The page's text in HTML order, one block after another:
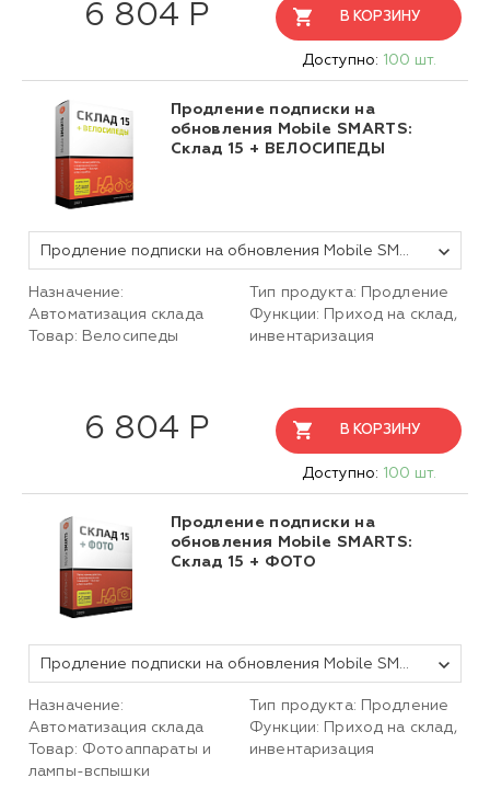
6 804 Р В КОРЗИНУ
Доступно: 100 шт.
Продление подписки на
обновления Mobile SMARTS:
Склад 15 + ВЕЛОСИПЕДЫ
Продление подписки на обновления Mobile SMARTS Склад 15, БАЗОВЫЙ + ВЕЛОСИПЕДЫ для любой поддерживаемой конфигурации 1С на 1 (один) год
Назначение:
Автоматизация склада
Товар: Велосипеды
Тип продукта: Продление
Функции: Приход на склад,
инвентаризация
6 804 Р В КОРЗИНУ
Доступно: 100 шт.
Продление подписки на
обновления Mobile SMARTS:
Склад 15 + ФОТО
Продление подписки на обновления Mobile SMARTS Склад 15, БАЗОВЫЙ + ФОТО для любой поддерживаемой конфигурации 1С на 1 (один) год
Назначение:
Автоматизация склада
Товар: Фотоаппараты и
лампы-вспышки
Тип продукта: Продление
Функции: Приход на склад,
инвентаризация